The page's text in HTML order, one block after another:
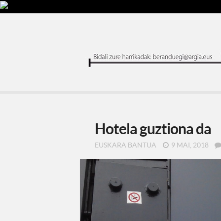
Hotela guztiona da
EUSKARA BANTUA 9 MAI, 2018